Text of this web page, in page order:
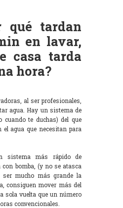
qué tardan
en lavar,
casa tarda
hora?
al ser profesionales,
agua. Hay un sistema de
cuando te duchas) del que
el agua que necesitan para
sistema más rápido de
con bomba, (y no se atasca
ser mucho más grande la
consiguen mover más del
sola vuelta que un número
convencionales.